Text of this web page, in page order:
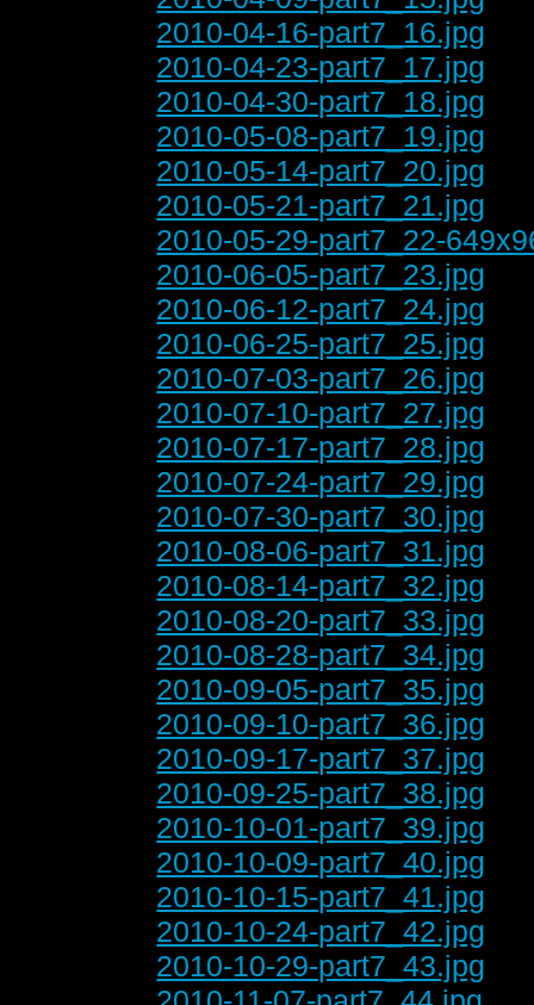
2010-04-16-part7_16.jpg
2010-04-23-part7_17.jpg
2010-04-30-part7_18.jpg
2010-05-08-part7_19.jpg
2010-05-14-part7_20.jpg
2010-05-21-part7_21.jpg
2010-05-29-part7_22-
2010-06-05-part7_23.jpg
2010-06-12-part7_24.jpg
2010-06-25-part7_25.jpg
2010-07-03-part7_26.jpg
2010-07-10-part7_27.jpg
2010-07-17-part7_28.jpg
2010-07-24-part7_29.jpg
2010-07-30-part7_30.jpg
2010-08-06-part7_31.jpg
2010-08-14-part7_32.jpg
2010-08-20-part7_33.jpg
2010-08-28-part7_34.jpg
2010-09-05-part7_35.jpg
2010-09-10-part7_36.jpg
2010-09-17-part7_37.jpg
2010-09-25-part7_38.jpg
2010-10-01-part7_39.jpg
2010-10-09-part7_40.jpg
2010-10-15-part7_41.jpg
2010-10-24-part7_42.jpg
2010-10-29-part7_43.jpg